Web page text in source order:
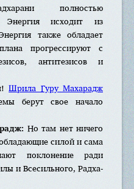
полностью
Энергия исходит из
также обладает
прогрессируют с
антитезисов и
Шрила Гуру Махарадж
берут свое начало
Но там нет ничего
силой и сама
поклонение ради
и Всесильного, Радха-